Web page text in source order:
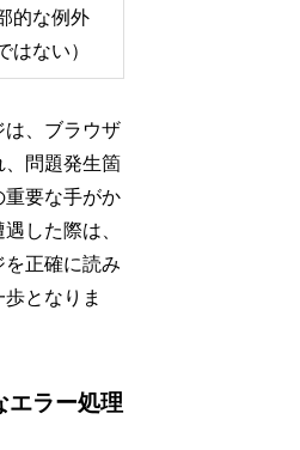
的な例外
はない）
は、ブラウザ
、問題発生箇
重要な手がか
した際は、
を正確に読み
となりま
エラー処理